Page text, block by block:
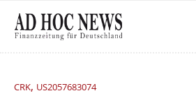
CRK, US2057683074